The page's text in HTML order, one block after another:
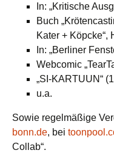
In: „Kritische
Buch
Kater + Köpcke“,
In: „Berliner
Webcomic
„SI-KARTUUN“
u.a.
Sowie regelmäßige
bonn.de, bei
Collab“.